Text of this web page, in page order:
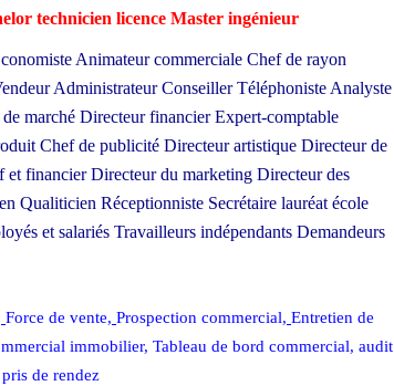
technicien licence Master ingénieur
Animateur commerciale Chef de rayon
Administrateur Conseiller Téléphoniste Analyste
marché Directeur financier Expert-comptable
Chef de publicité Directeur artistique Directeur de
financier Directeur du marketing Directeur des
Qualiticien Réceptionniste Secrétaire lauréat école
et salariés Travailleurs indépendants Demandeurs
Force de vente, Prospection commercial, Entretien de
immobilier, Tableau de bord commercial, audit
pris de rendez